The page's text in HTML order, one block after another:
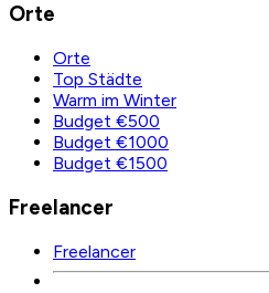
Orte
Orte
Top Städte
Warm im Winter
Budget €500
Budget €1000
Budget €1500
Freelancer
Freelancer